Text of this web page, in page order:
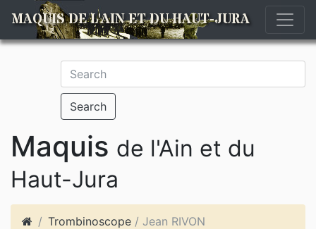
MAQUIS DE L'AIN ET DU HAUT-JURA
Search
Maquis de l'Ain et du
Haut-Jura
Trombinoscope / Jean RIVON